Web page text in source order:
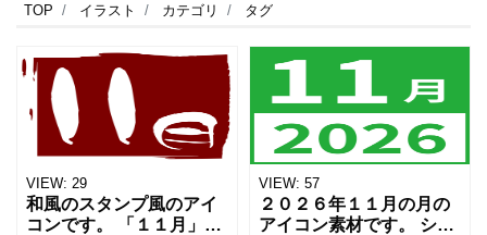
TOP イラスト カテゴリ タグ
VIEW: 29
和風のスタンプ風のアイ
コンです。 「１１月」の
VIEW: 57
２０２６年１１月の月の
アイコン素材です。 シン